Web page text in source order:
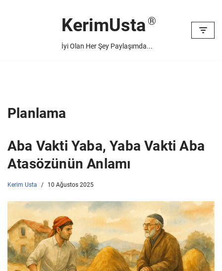
KerimUsta
İyi Olan Her Şey Paylaşımda...
Planlama
Aba Vakti Yaba, Yaba Vakti Aba
Atasözünün Anlamı
Kerim Usta 10 Ağustos 2025